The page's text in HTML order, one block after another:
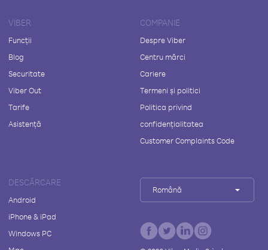
VIBER
Funcții
Blog
Securitate
Viber Out
Tarife
Asistență
COMPANIE
Despre Viber
Centru mărci
Cariere
Termeni și politici
Politica privind
confidențialitatea
Customer Complaints Code
DESCĂRCARE
Android
iPhone & iPad
Windows PC
Română